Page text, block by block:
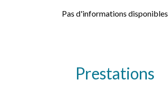
Pas d'informations disponibles
Prestations